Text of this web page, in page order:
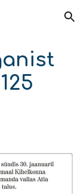
Skip to navigation